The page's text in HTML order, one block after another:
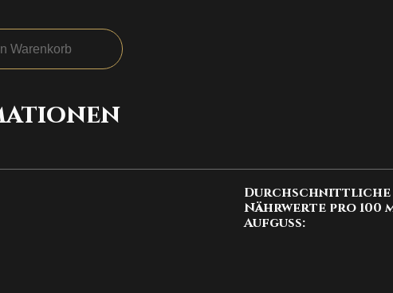
Warenkorb
Durchschnittliche
Nährwerte pro 100
Aufguss: